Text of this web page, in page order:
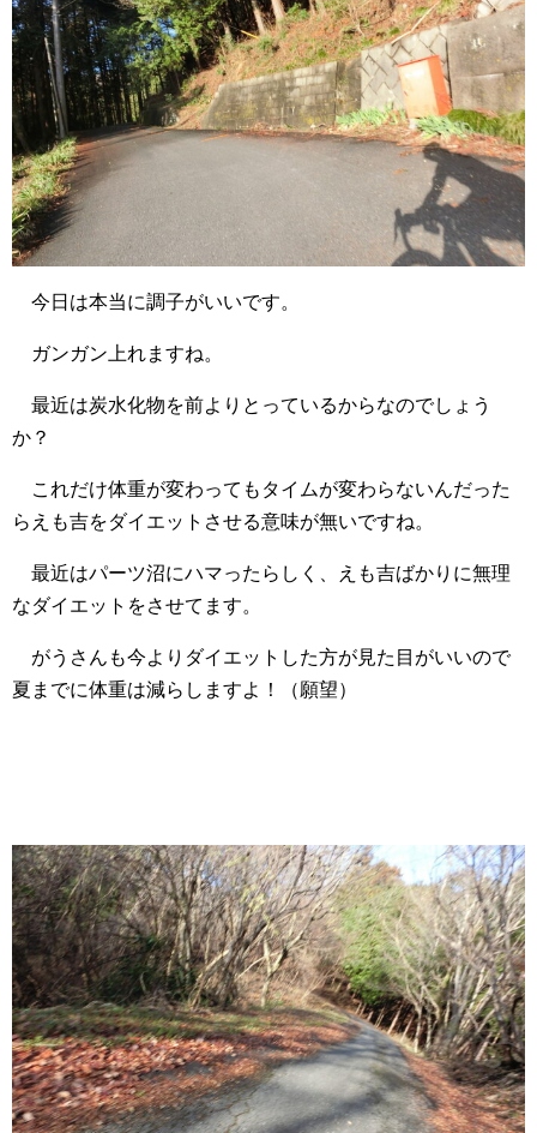
今日は本当に調子がいいです。
ガンガン上れますね。
最近は炭水化物を前よりとっているからなのでしょう
か？
これだけ体重が変わってもタイムが変わらないんだった
らえも吉をダイエットさせる意味が無いですね。
最近はパーツ沼にハマったらしく、えも吉ばかりに無理
なダイエットをさせてます。
がうさんも今よりダイエットした方が見た目がいいので
夏までに体重は減らしますよ！（願望）